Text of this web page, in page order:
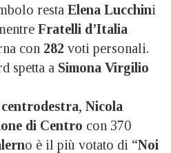
resta Elena Lucchini
Fratelli d’Italia
con 282 voti personali.
spetta a Simona Virgilio
, Nicola
di Centro con 370
o è il più votato di “Noi